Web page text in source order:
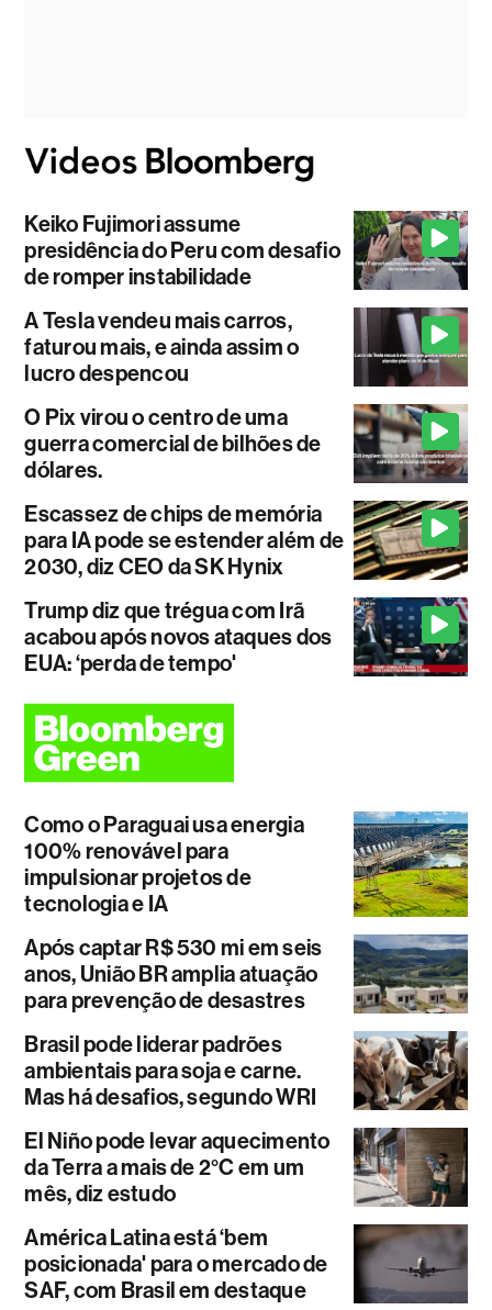
Keiko Fujimori assume
presidência do Peru com desafio
de romper instabilidade
A Tesla vendeu mais carros,
faturou mais, e ainda assim o
lucro despencou
O Pix virou o centro de uma
guerra comercial de bilhões de
dólares.
Escassez de chips de memória
para IA pode se estender além de
2030, diz CEO da SK Hynix
Trump diz que trégua com Irã
acabou após novos ataques dos
EUA: ‘perda de tempo'
Como o Paraguai usa energia
100% renovável para
impulsionar projetos de
tecnologia e IA
Após captar R$ 530 mi em seis
anos, União BR amplia atuação
para prevenção de desastres
Brasil pode liderar padrões
ambientais para soja e carne.
Mas há desafios, segundo WRI
El Niño pode levar aquecimento
da Terra a mais de 2°C em um
mês, diz estudo
América Latina está ‘bem
posicionada' para o mercado de
SAF, com Brasil em destaque